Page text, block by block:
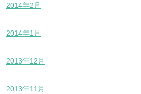
2014年2月
2014年1月
2013年12月
2013年11月